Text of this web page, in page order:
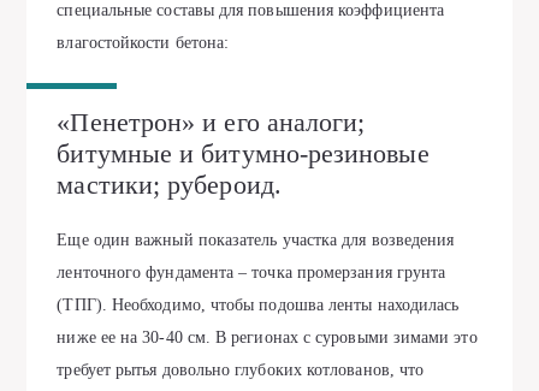
специальные составы для повышения коэффициента
влагостойкости бетона:
«Пенетрон» и его аналоги;
битумные и битумно-резиновые
мастики; рубероид.
Еще один важный показатель участка для возведения
ленточного фундамента – точка промерзания грунта
(ТПГ). Необходимо, чтобы подошва ленты находилась
ниже ее на 30-40 см. В регионах с суровыми зимами это
требует рытья довольно глубоких котлованов, что